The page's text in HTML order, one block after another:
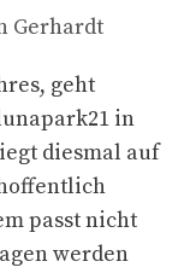
Gerhardt
geht
in
diesmal auf
passt nicht
werden